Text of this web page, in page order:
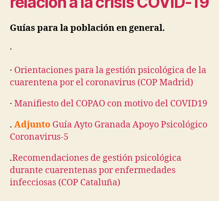
Guías para la población en general.
·
· Orientaciones para la gestión psicológica de la
cuarentena por el coronavirus (COP Madrid)
· Manifiesto del COPAO con motivo del COVID19
. Adjunto Guía Ayto Granada Apoyo Psicológico
Coronavirus-5
.Recomendaciones de gestión psicológica
durante cuarentenas por enfermedades
infecciosas (COP Cataluña)